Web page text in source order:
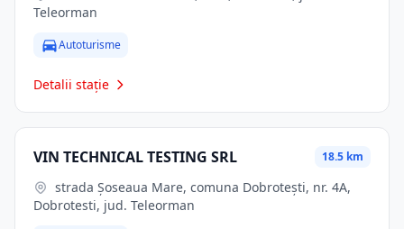
Teleorman
Autoturisme
Detalii stație
VIN TECHNICAL TESTING SRL 18.5 km
Dobrotesti, jud. Teleorman